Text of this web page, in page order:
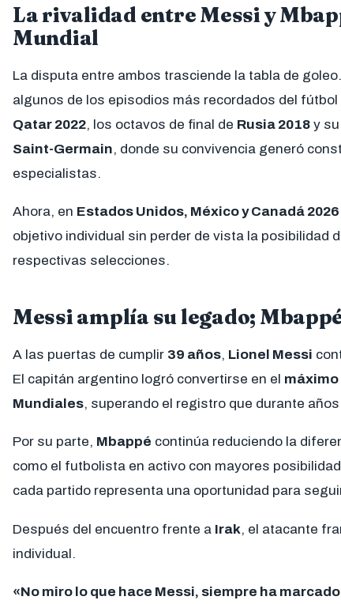
La rivalidad entre Messi y
Mundial
La disputa entre ambos trasciende la tabla de goleo.
algunos de los episodios más recordados del
Qatar 2022, los octavos de final de Rusia 2018 y
Saint-Germain, donde su convivencia generó
especialistas.
Ahora, en Estados Unidos, México y Canadá 2026
objetivo individual sin perder de vista la posibilidad
respectivas selecciones.
Messi amplía su legado;
A las puertas de cumplir 39 años, Lionel Messi
El capitán argentino logró convertirse en el
Mundiales, superando el registro que durante
Por su parte, Mbappé continúa reduciendo la
como el futbolista en activo con mayores
cada partido representa una oportunidad para
Después del encuentro frente a Irak, el atacante
individual.
«No miro lo que hace Messi, siempre ha